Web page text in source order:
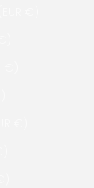
€)
€)